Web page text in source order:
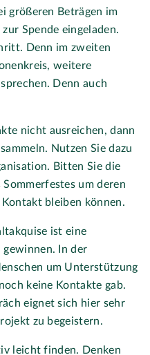
größeren Beträgen im
Spende eingeladen.
Denn im zweiten
weitere
Denn auch
nicht ausreichen, dann
Nutzen Sie dazu
Bitten Sie die
Sommerfestes um deren
bleiben können.
ist eine
gewinnen. In der
um Unterstützung
keine Kontakte gab.
eignet sich hier sehr
zu begeistern.
leicht finden. Denken